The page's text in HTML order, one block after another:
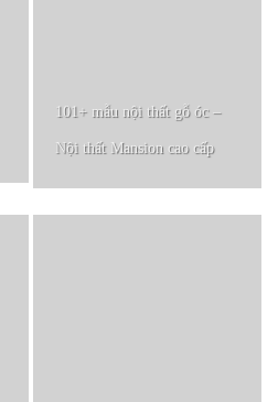
101+ mẫu nội thất gỗ óc –
Nội thất Mansion cao cấp